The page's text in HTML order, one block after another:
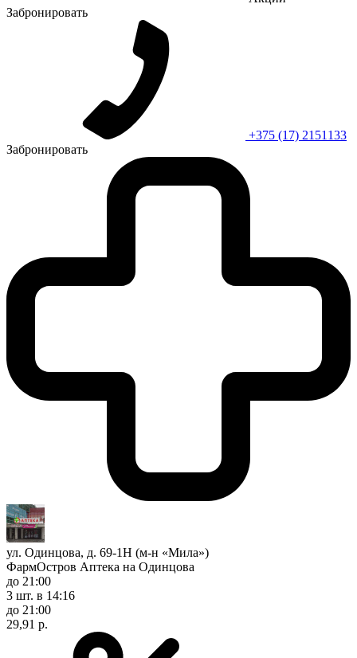
Забронировать
+375 (17) 2151133
Забронировать
ул. Одинцова, д. 69-1Н (м-н «Мила»)
ФармОстров Аптека на Одинцова
до 21:00
3 шт. в 14:16
до 21:00
29,91 р.